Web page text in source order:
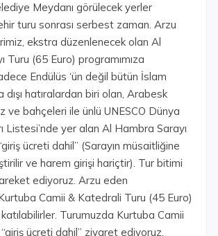
Meydanı görülecek yerler
turu sonrası serbest zaman. Arzu
ekstra düzenlenecek olan Al
Turu (65 Euro) programımıza
Endülüs ‘ün değil bütün İslam
dışı hatıralardan biri olan, Arabesk
ve bahçeleri ile ünlü UNESCO Dünya
Listesi’nde yer alan Al Hambra Sarayı
ücreti dahil” (Sarayın müsaitliğine
ve harem girişi hariçtir). Tur bitimi
ediyoruz. Arzu eden
Camii & Katedrali Turu (45 Euro)
katılabilirler. Turumuzda Kurtuba Camii
ücreti dahil” ziyaret ediyoruz.